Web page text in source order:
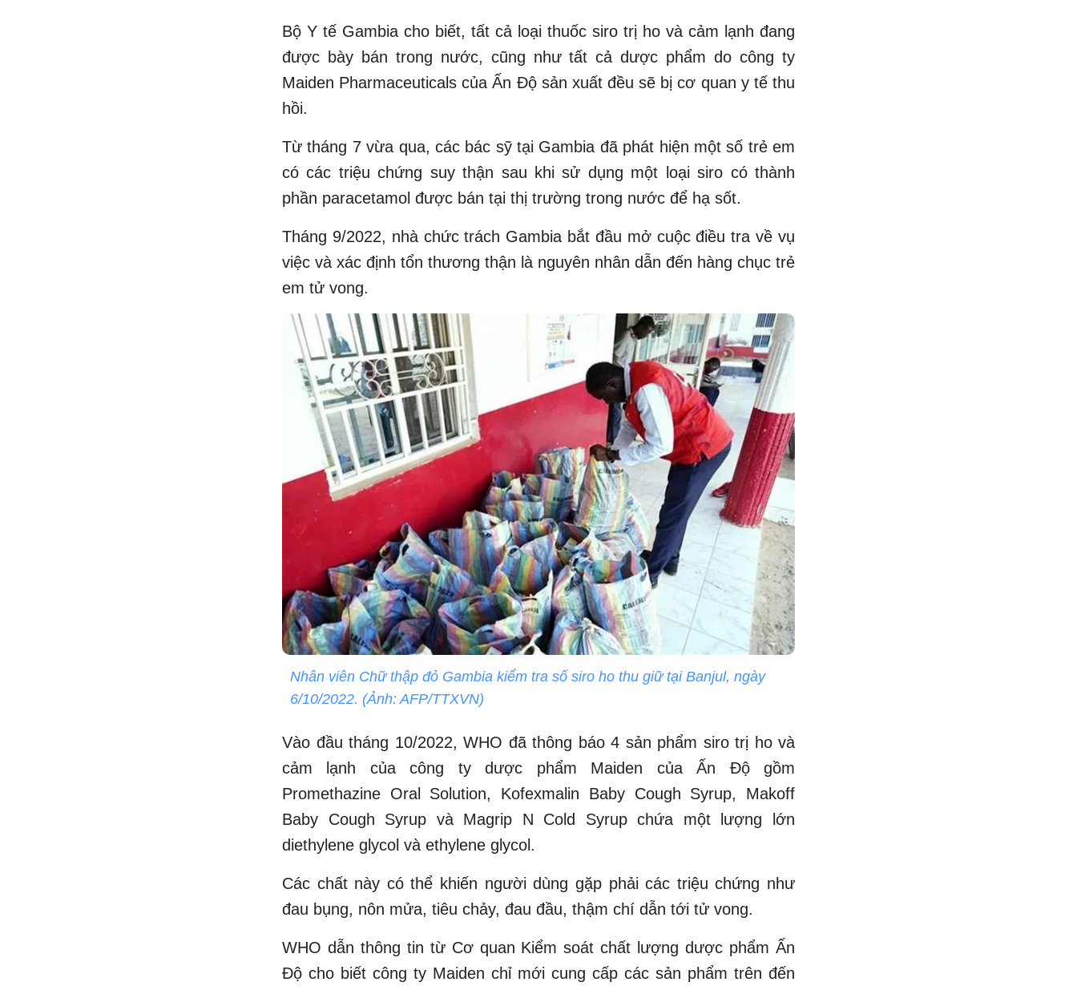
Bộ Y tế Gambia cho biết, tất cả loại thuốc siro trị ho và cảm lạnh đang
được bày bán trong nước, cũng như tất cả dược phẩm do công ty
Maiden Pharmaceuticals của Ấn Độ sản xuất đều sẽ bị cơ quan y tế thu
hồi.
Từ tháng 7 vừa qua, các bác sỹ tại Gambia đã phát hiện một số trẻ em
có các triệu chứng suy thận sau khi sử dụng một loại siro có thành
phần paracetamol được bán tại thị trường trong nước để hạ sốt.
Tháng 9/2022, nhà chức trách Gambia bắt đầu mở cuộc điều tra về vụ
việc và xác định tổn thương thận là nguyên nhân dẫn đến hàng chục trẻ
em tử vong.
Nhân viên Chữ thập đỏ Gambia kiểm tra số siro ho thu giữ tại Banjul, ngày
6/10/2022. (Ảnh: AFP/TTXVN)
Vào đầu tháng 10/2022, WHO đã thông báo 4 sản phẩm siro trị ho và
cảm lạnh của công ty dược phẩm Maiden của Ấn Độ gồm
Promethazine Oral Solution, Kofexmalin Baby Cough Syrup, Makoff
Baby Cough Syrup và Magrip N Cold Syrup chứa một lượng lớn
diethylene glycol và ethylene glycol.
Các chất này có thể khiến người dùng gặp phải các triệu chứng như
đau bụng, nôn mửa, tiêu chảy, đau đầu, thậm chí dẫn tới tử vong.
WHO dẫn thông tin từ Cơ quan Kiểm soát chất lượng dược phẩm Ấn
Độ cho biết công ty Maiden chỉ mới cung cấp các sản phẩm trên đến